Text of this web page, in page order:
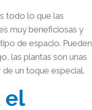
todo lo que las
muy beneficiosas y
de espacio. Pueden
las plantas son unas
un toque especial.
el